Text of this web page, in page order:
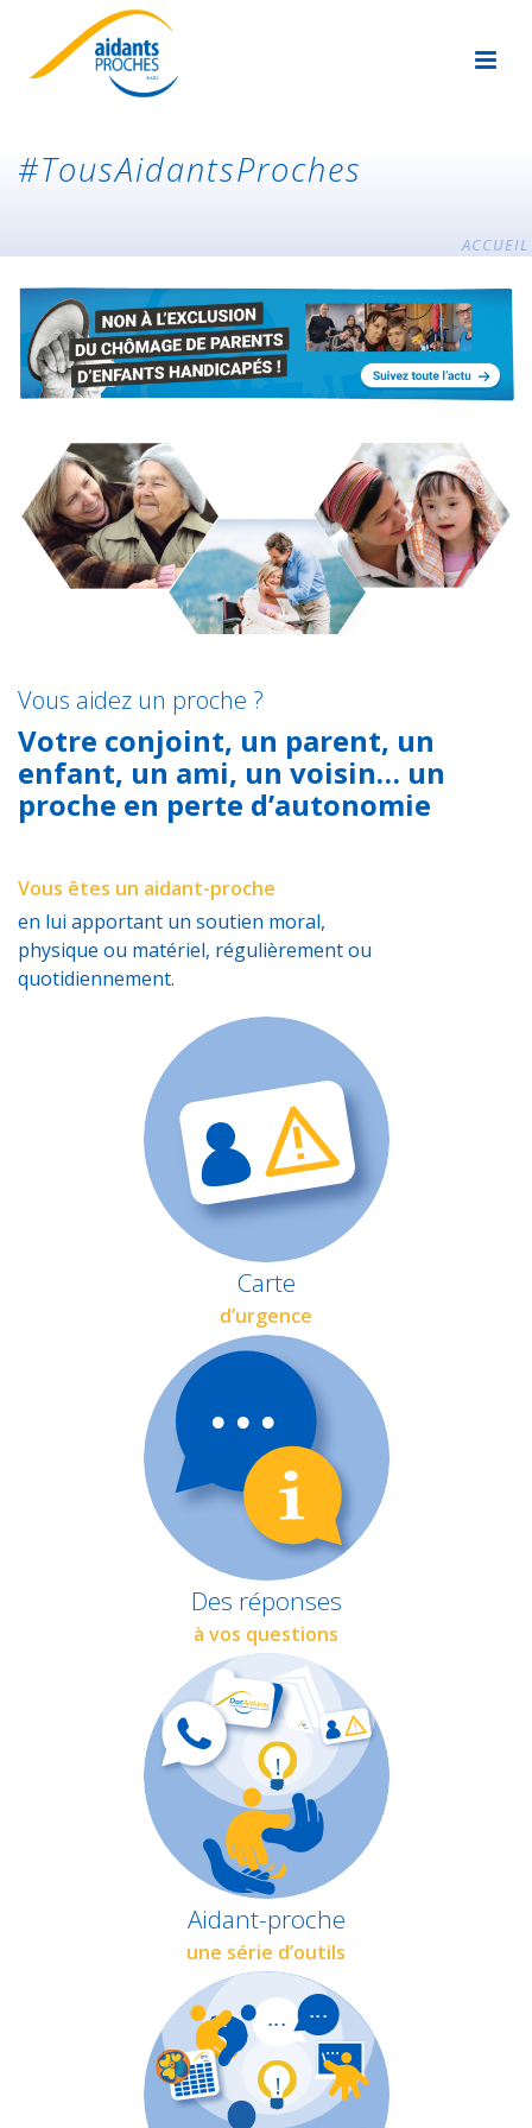
#TousAidantsProches
ACCUEIL
Vous aidez un proche ?
Votre conjoint, un parent, un
enfant, un ami, un voisin… un
proche en perte d’autonomie
Vous êtes un aidant-proche
en lui apportant un soutien moral,
physique ou matériel, régulièrement ou
quotidiennement.
Carte
d’urgence
Des réponses
à vos questions
Aidant-proche
une série d’outils